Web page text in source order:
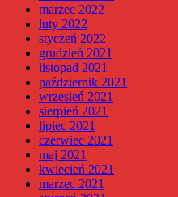
marzec 2022
luty 2022
styczeń 2022
grudzień 2021
listopad 2021
październik 2021
wrzesień 2021
sierpień 2021
lipiec 2021
czerwiec 2021
maj 2021
kwiecień 2021
marzec 2021